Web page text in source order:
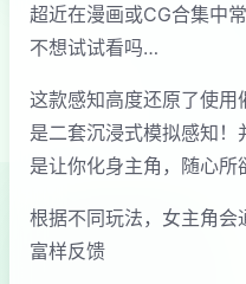
超近在漫画或CG合集中
不想试试看吗…
这款感知高度还原了使用
是二套沉浸式模拟感知
是让你化身主角，随心所
根据不同玩法，女主角
富样反馈